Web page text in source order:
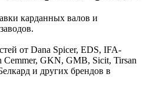
карданных валов и
от Dana Spicer, EDS, IFA-
Cemmer, GKN, GMB, Sicit, Tirsan
и других брендов в